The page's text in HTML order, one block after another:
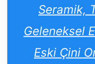
Seramik,
Geleneksel
Eski Çini